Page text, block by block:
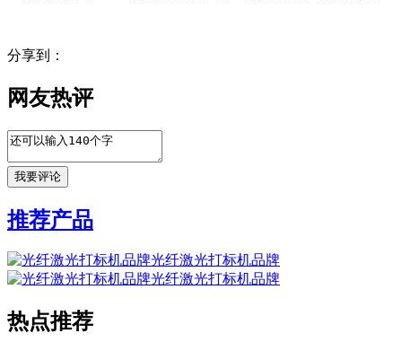
分享到：
网友热评
推荐产品
光纤激光打标机品牌
光纤激光打标机品牌
热点推荐